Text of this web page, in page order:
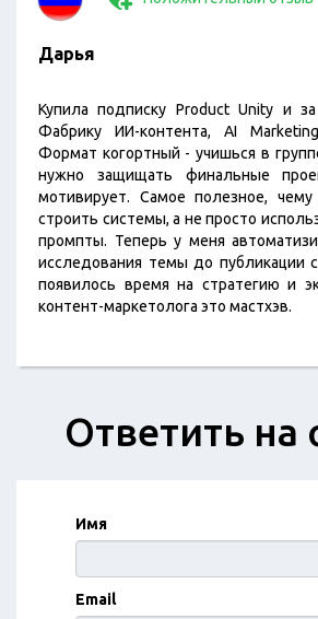
Дарья
Купила подписку Product Unity и
Фабрику ИИ-контента, AI
Формат когортный - учишься в
нужно защищать финальные
мотивирует. Самое полезное, чему
строить системы, а не просто
промпты. Теперь у меня
исследования темы до публикации
появилось время на стратегию и
контент-маркетолога это мастхэв.
Ответить на
Имя
Email